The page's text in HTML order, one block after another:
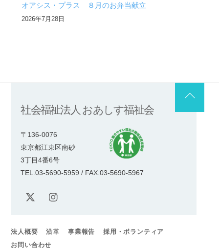
オアシス・プラス ８月のお弁当献立
2026年7月28日
社会福祉法人 おあしす福祉会
〒136-0076
東京都江東区南砂
3丁目4番6号
TEL:03-5690-5959 / FAX:03-5690-5967
法人概要 沿革 事業報告
採用・ボランティア
お問い合わせ